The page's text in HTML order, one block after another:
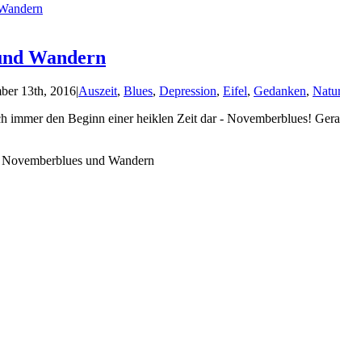
Wandern
13th, 2016|Auszeit, Blues, Depression, Eifel, Gedanken, Natur
immer den Beginn einer heiklen Zeit dar - Novemberblues!
und Wandern